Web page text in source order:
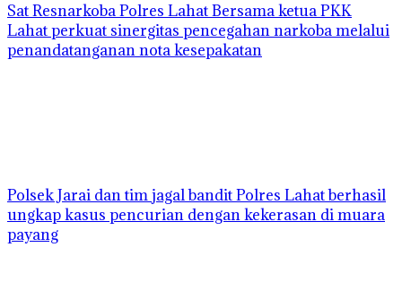
Sat Resnarkoba Polres Lahat Bersama ketua PKK
Lahat perkuat sinergitas pencegahan narkoba melalui
penandatanganan nota kesepakatan
Polsek Jarai dan tim jagal bandit Polres Lahat berhasil
ungkap kasus pencurian dengan kekerasan di muara
payang